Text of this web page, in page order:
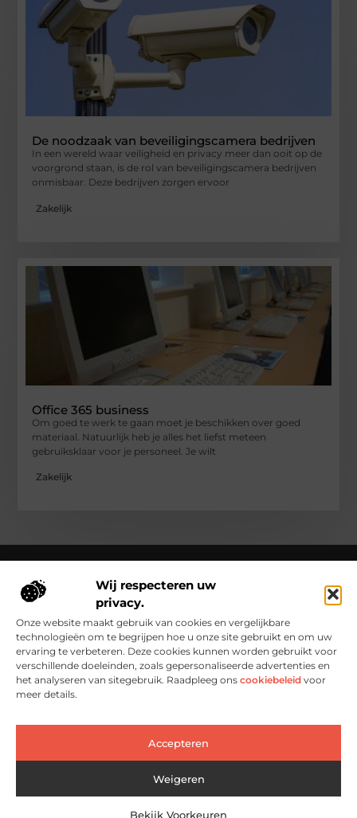
Wij respecteren uw
privacy.
Onze website maakt gebruik van cookies en vergelijkbare
technologieën om te begrijpen hoe u onze site gebruikt en om uw
ervaring te verbeteren. Deze cookies kunnen worden gebruikt voor
verschillende doeleinden, zoals gepersonaliseerde advertenties en
het analyseren van sitegebruik. Raadpleeg ons cookiebeleid voor
meer details.
Accepteren
Weigeren
Bekijk Voorkeuren
De noodzaak van beveiligingscamera bedrijven
In een wereld waar veiligheid en privacy meer dan ooit op de
voorgrond staan, is de rol van beveiligingscamera bedrijven
onmisbaar. Deze bedrijven zorgen ervoor
Zakelijk
Office 365 business
Om goed te werk te gaan moet je beschikken over goed
materiaal. Natuurlijk heb je alles het liefst meteen
gebruiksklaar voor je personeel. Je wilt
Zakelijk
Over Clementinas
Clementinas.nl – Ontdek de kleine wonderen van het
dagelijks leven. Verken inspirerende blogs en artikelen die het
gewone buitengewoon maken.
Bericht categorie